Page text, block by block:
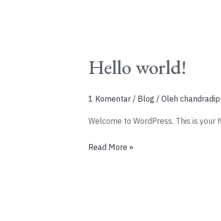
Hello world!
1 Komentar / Blog / Oleh
Welcome to WordPress. This is
Hello
Read More »